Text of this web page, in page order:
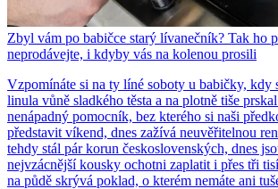
Zbyl vám po babičce starý lívanečník? Tak ho
neprodávejte, i kdyby vás na kolenou prosili
Vzpomínáte si na ty líné soboty u babičky, kdy
linula vůně sladkého těsta a na plotně tiše
nenápadný pomocník, bez kterého si naši
představit víkend, dnes zažívá neuvěřitelnou
tehdy stál pár korun československých, dnes
nejvzácnější kousky ochotni zaplatit i přes tři
na půdě skrývá poklad, o kterém nemáte ani